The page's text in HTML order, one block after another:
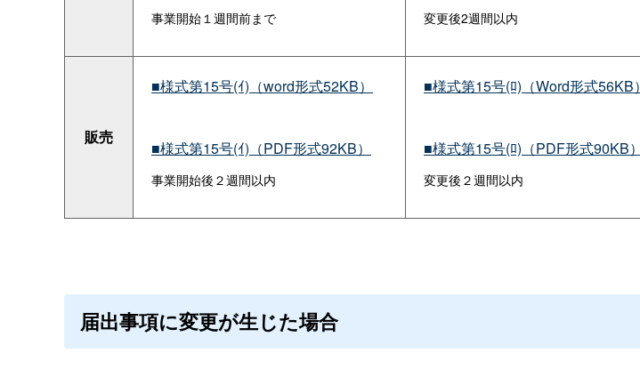
事業開始１週間前まで 変更後2週間以内
販売
■様式第15号(ｲ)（word形式52KB）
■様式第15号(ｲ)（PDF形式92KB）
事業開始後２週間以内
■様式第15号(ﾛ)（Word形式56KB）
■様式第15号(ﾛ)（PDF形式90KB）
変更後２週間以内
届出事項に変更が生じた場合